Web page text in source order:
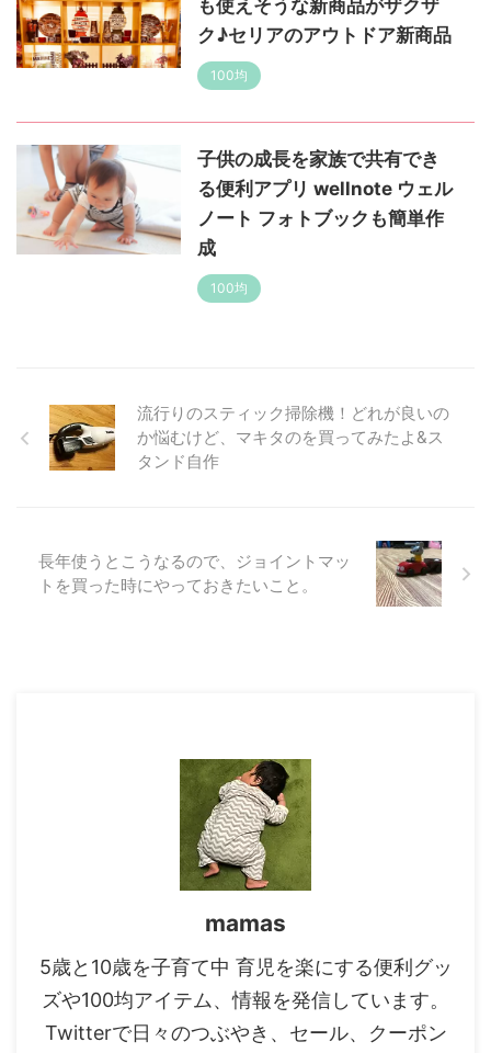
も使えそうな新商品がザクザ
ク♪セリアのアウトドア新商品
100均
子供の成長を家族で共有でき
る便利アプリ wellnote ウェル
ノート フォトブックも簡単作
成
100均
流行りのスティック掃除機！どれが良いの
か悩むけど、マキタのを買ってみたよ&ス
タンド自作
長年使うとこうなるので、ジョイントマッ
トを買った時にやっておきたいこと。
mamas
5歳と10歳を子育て中 育児を楽にする便利グッ
ズや100均アイテム、情報を発信しています。
Twitterで日々のつぶやき、セール、クーポン